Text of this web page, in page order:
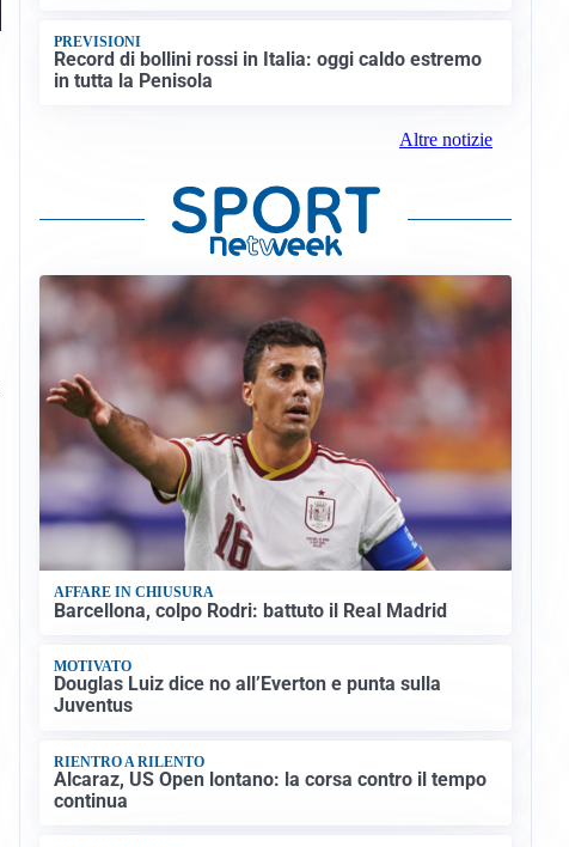
PREVISIONI
Record di bollini rossi in Italia: oggi caldo estremo
in tutta la Penisola
Altre notizie
AFFARE IN CHIUSURA
Barcellona, colpo Rodri: battuto il Real Madrid
MOTIVATO
Douglas Luiz dice no all’Everton e punta sulla
Juventus
RIENTRO A RILENTO
Alcaraz, US Open lontano: la corsa contro il tempo
continua